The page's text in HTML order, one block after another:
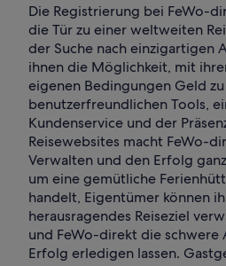
Die Registrierung bei FeWo-
die Tür zu einer weltweiten
der Suche nach einzigartigen
ihnen die Möglichkeit, mit
eigenen Bedingungen Geld
benutzerfreundlichen Tools,
Kundenservice und der
Reisewebsites macht FeWo-
Verwalten und den Erfolg
um eine gemütliche
handelt, Eigentümer können
herausragendes Reiseziel
und FeWo-direkt die schwere
Erfolg erledigen lassen.